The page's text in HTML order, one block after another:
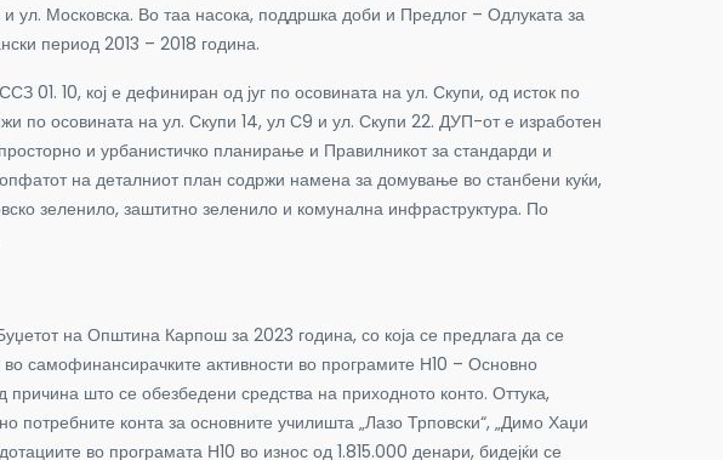
ул. Московска. Во таа насока, поддршка доби и Предлог – Одлуката за
период 2013 – 2018 година.
01. 10, кој е дефиниран од југ по осовината на ул. Скупи, од исток по
по осовината на ул. Скупи 14, ул С9 и ул. Скупи 22. ДУП-от е изработен
и урбанистичко планирање и Правилникот за стандарди и
на деталниот план содржи намена за домување во станбени куќи,
зеленило, заштитно зеленило и комунална инфраструктура. По
на Општина Карпош за 2023 година, со која се предлага да се
самофинансирачките активности во програмите Н10 – Основно
што се обезбедени средства на приходното конто. Оттука,
потребните конта за основните училишта „Лазо Трповски“, „Димо Хаџи
во програмата Н10 во износ од 1.815.000 денари, бидејќи се